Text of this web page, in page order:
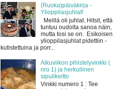
(Ruoka)päiväkirja -
Ylioppilasjuhlat!
Meillä oli juhlat. Hitsit, että
tuntuu oudolta sanoa näin,
mutta tosi se on. Esikoisen
ylioppilasjuhlat pidettiin -
kutistettuina ja porr...
Alkuviikon pihistelyvinkki (
nro 1) ja herkullinen
sipulikeitto
Vinkki numero 1 : Tee